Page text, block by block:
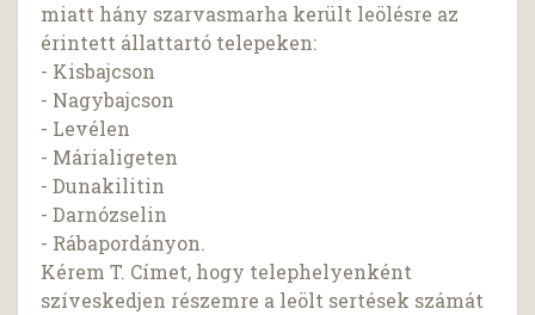
miatt hány szarvasmarha került leölésre az
érintett állattartó telepeken:
- Kisbajcson
- Nagybajcson
- Levélen
- Márialigeten
- Dunakilitin
- Darnózselin
- Rábapordányon.
Kérem T. Címet, hogy telephelyenként
szíveskedjen részemre a leölt sertések számát